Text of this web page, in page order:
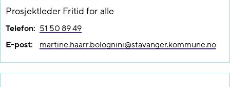
Prosjektleder Fritid for alle
Telefon: 51 50 89 49
E-post:
martine.haarr.bolognini@​stavanger.kommune.no